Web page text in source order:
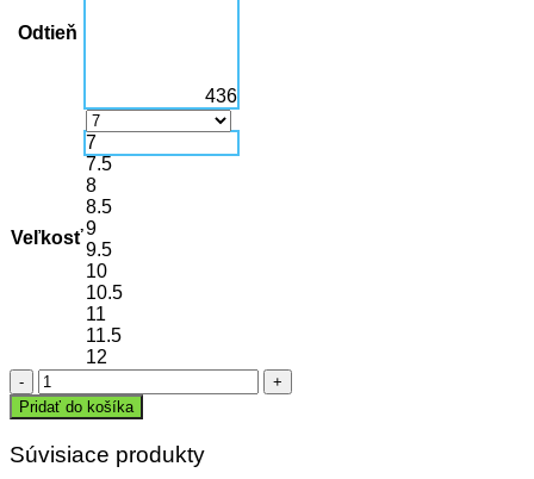
Odtieň
436
Veľkosť
7
7.5
8
8.5
9
9.5
10
10.5
11
11.5
12
množstvo
Brankárske
rukavice
RIVER
SUPERSOFT
Pridať do košíka
Súvisiace produkty